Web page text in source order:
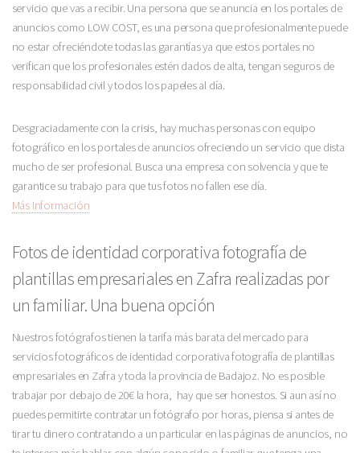
servicio que vas a recibir. Una persona que se anuncia en los portales de
anuncios como LOW COST, es una persona que profesionalmente puede
no estar ofreciéndote todas las garantías ya que estos portales no
verifican que los profesionales estén dados de alta, tengan seguros de
responsabilidad civil y todos los papeles al día.
Desgraciadamente con la crisis, hay muchas personas con equipo
fotográfico en los portales de anuncios ofreciendo un servicio que dista
mucho de ser profesional. Busca una empresa con solvencia y que te
garantice su trabajo para que tus fotos no fallen ese día.
Más Información
Fotos de identidad corporativa fotografía de
plantillas empresariales en Zafra realizadas por
un familiar. Una buena opción
Nuestros fotógrafos tienen la tarifa más barata del mercado para
servicios fotográficos de identidad corporativa fotografía de plantillas
empresariales en Zafra y toda la provincia de Badajoz. No es posible
trabajar por debajo de 20€ la hora, hay que ser honestos. Si aun así no
puedes permitirte contratar un fotógrafo por horas, piensa si antes de
tirar tu dinero contratando a un particular en las páginas de anuncios, no